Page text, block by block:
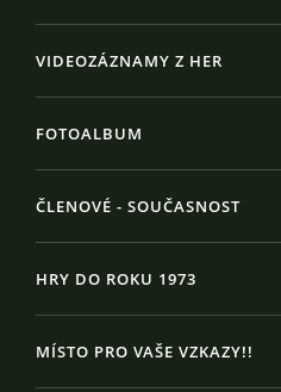
VIDEOZÁZNAMY Z HER
FOTOALBUM
ČLENOVÉ - SOUČASNOST
HRY DO ROKU 1973
MÍSTO PRO VAŠE VZKAZY!!